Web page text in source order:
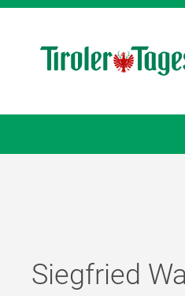
Siegfried